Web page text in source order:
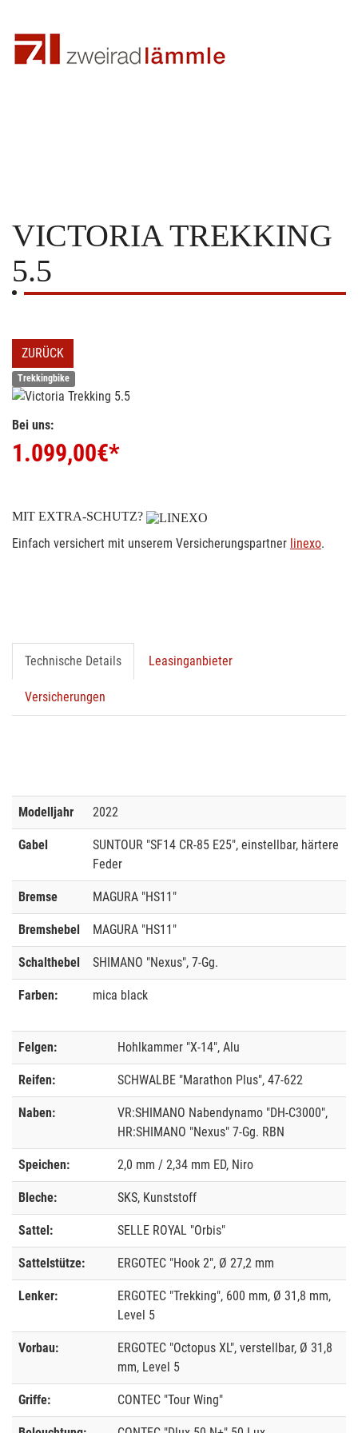
VICTORIATREKKING
5.5
ZURÜCK
Trekkingbike
Bei uns:
1.099,00€*
MIT EXTRA-SCHUTZ?
Einfach versichert mit unserem Versicherungspartner linexo.
Technische Details Leasinganbieter
Versicherungen
Modelljahr 2022
Gabel
SUNTOUR "SF14 CR-85 E25", einstellbar, härtere
Feder
Bremse MAGURA "HS11"
Bremshebel MAGURA "HS11"
Schalthebel SHIMANO "Nexus", 7-Gg.
Farben: mica black
Felgen: Hohlkammer "X-14", Alu
Reifen: SCHWALBE "Marathon Plus", 47-622
Naben:
VR:SHIMANO Nabendynamo "DH-C3000",
HR:SHIMANO "Nexus" 7-Gg. RBN
Speichen: 2,0 mm / 2,34 mm ED, Niro
Bleche: SKS, Kunststoff
Sattel: SELLE ROYAL "Orbis"
Sattelstütze: ERGOTEC "Hook 2", Ø 27,2 mm
Lenker:
ERGOTEC "Trekking", 600 mm, Ø 31,8 mm,
Level 5
Vorbau:
ERGOTEC "Octopus XL", verstellbar, Ø 31,8
mm, Level 5
Griffe: CONTEC "Tour Wing"